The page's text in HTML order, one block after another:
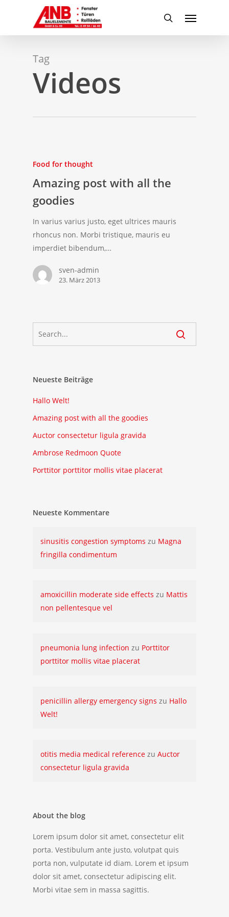
search
Menu
Tag
Videos
Food for thought
Amazing post with all the
goodies
In varius varius justo, eget ultrices mauris
rhoncus non. Morbi tristique, mauris eu
imperdiet bibendum,…
sven-admin
23. März 2013
Neueste Beiträge
Hallo Welt!
Amazing post with all the goodies
Auctor consectetur ligula gravida
Ambrose Redmoon Quote
Porttitor porttitor mollis vitae placerat
Neueste Kommentare
sinusitis congestion symptoms zu Magna
fringilla condimentum
amoxicillin moderate side effects zu Mattis
non pellentesque vel
pneumonia lung infection zu Porttitor
porttitor mollis vitae placerat
penicillin allergy emergency signs zu Hallo
Welt!
otitis media medical reference zu Auctor
consectetur ligula gravida
About the blog
Lorem ipsum dolor sit amet, consectetur elit
porta. Vestibulum ante justo, volutpat quis
porta non, vulputate id diam. Lorem et ipsum
dolor sit amet, consectetur adipiscing elit.
Morbi vitae sem in massa sagittis.